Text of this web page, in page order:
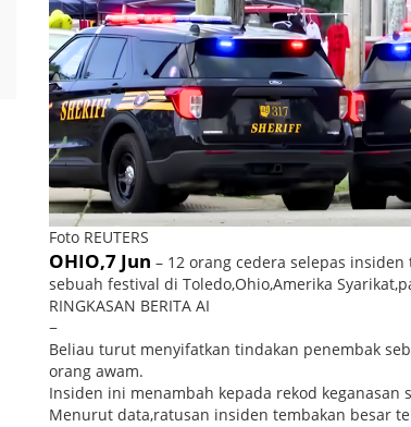
Foto REUTERS
OHIO,7 Jun – 12 orang cedera selepas
sebuah festival di Toledo,Ohio,Amerika
RINGKASAN BERITA AI
−
Beliau turut menyifatkan tindakan penembak
orang awam.
Insiden ini menambah kepada rekod
Menurut data,ratusan insiden tembakan besar